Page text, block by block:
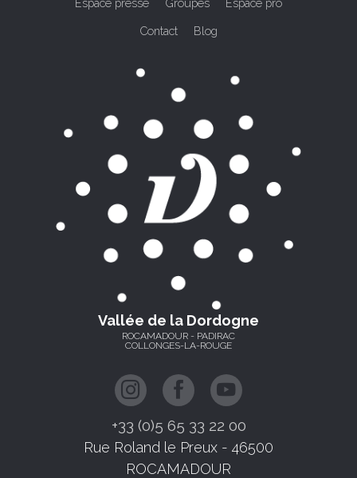
Espace presse Groupes Espace pro
Contact Blog
Vallée de la Dordogne
ROCAMADOUR - PADIRAC
COLLONGES-LA-ROUGE
+33 (0)5 65 33 22 00
Rue Roland le Preux - 46500
ROCAMADOUR